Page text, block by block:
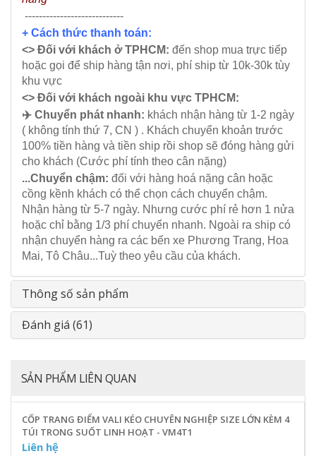
----------------------------
+ Cách thức thanh toán:
<> Đối với khách ở TPHCM: đến shop mua trực tiếp
hoặc gọi để ship hàng tận nơi, phí ship từ 10k-30k tùy
khu vực
<> Đối với khách ngoài khu vực TPHCM:
✈️ Chuyển phát nhanh: khách nhận hàng từ 1-2 ngày
( không tính thứ 7, CN ) . Khách chuyển khoản trước
100% tiền hàng và tiền ship rồi shop sẽ đóng hàng gửi
cho khách (Cước phí tính theo cân nặng)
...Chuyển chậm: đối với hàng hoá nặng cân hoặc
cồng kềnh khách có thể chọn cách chuyển chậm.
Nhận hàng từ 5-7 ngày. Nhưng cước phí rẻ hơn 1 nửa
hoặc chỉ bằng 1/3 phí chuyển nhanh. Ngoài ra ship có
nhận chuyển hàng ra các bến xe Phương Trang, Hoa
Mai, Tô Châu...Tuỳ theo yêu cầu của khách.
Thông số sản phẩm
Đánh giá (61)
SẢN PHẨM LIÊN QUAN
CỐP TRANG ĐIỂM VALI KÉO CHUYÊN NGHIỆP SIZE LỚN KÈM 4
TÚI TRONG SUỐT LINH HOẠT - VM4T1
Liên hệ